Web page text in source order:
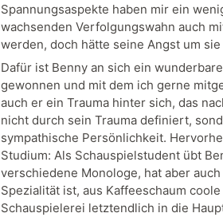
Spannungsaspekte haben mir ein
wachsenden Verfolgungswahn auch
werden, doch hätte seine Angst um
Dafür ist Benny an sich ein
gewonnen und mit dem ich gerne
auch er ein Trauma hinter sich, das
nicht durch sein Trauma definiert,
sympathische Persönlichkeit.
Studium: Als Schauspielstudent übt
verschiedene Monologe, hat aber
Spezialität ist, aus Kaffeeschaum
Schauspielerei letztendlich in die